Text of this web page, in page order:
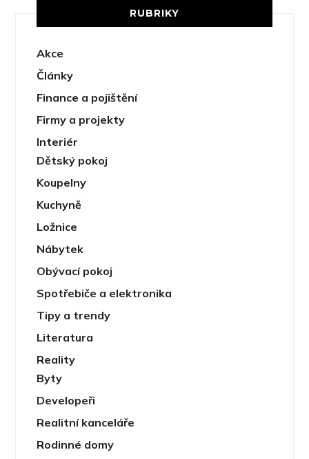
RUBRIKY
Akce
Články
Finance a pojištění
Firmy a projekty
Interiér
Dětský pokoj
Koupelny
Kuchyně
Ložnice
Nábytek
Obývací pokoj
Spotřebiče a elektronika
Tipy a trendy
Literatura
Reality
Byty
Developeři
Realitní kanceláře
Rodinné domy